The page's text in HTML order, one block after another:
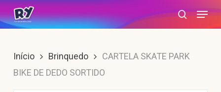
Skip
to
content
search
Menu
Início Brinquedo
CARTELA SKATE PARK
BIKE DE DEDO SORTIDO